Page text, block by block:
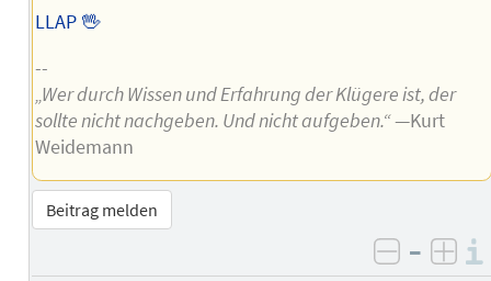
LLAP 🖖
--
„Wer durch Wissen und Erfahrung der Klügere ist, der
sollte nicht nachgeben. Und nicht aufgeben.“—Kurt
Weidemann
Beitrag melden
negativ
–